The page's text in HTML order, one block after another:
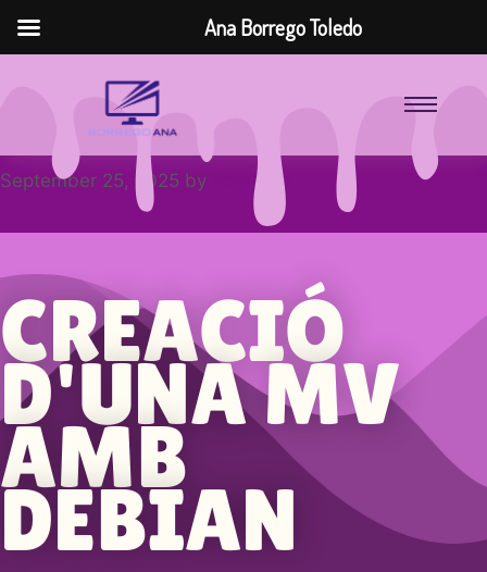
September 25, 2025 by aborrego
CREACIÓ
D'UNA MV
AMB
DEBIAN
Ana Borrego Toledo